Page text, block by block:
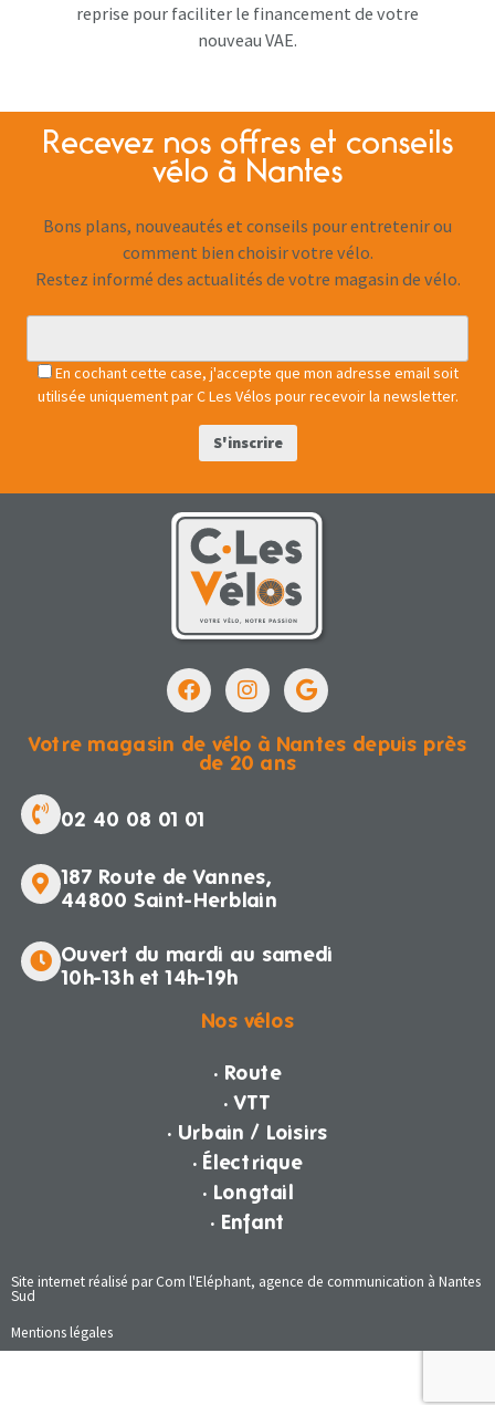
reprise pour faciliter le financement de votre
nouveau VAE.
Recevez nos offres et conseils
vélo à Nantes
Bons plans, nouveautés et conseils pour entretenir ou
comment bien choisir votre vélo.
Restez informé des actualités de votre magasin de vélo.
En cochant cette case, j'accepte que mon adresse email soit
utilisée uniquement par C Les Vélos pour recevoir la newsletter.
Votre magasin de vélo à Nantes depuis près
de 20 ans
02 40 08 01 01
187 Route de Vannes,
44800 Saint-Herblain
Ouvert du mardi au samedi
10h-13h et 14h-19h
Nos vélos
· Route
· VTT
· Urbain / Loisirs
· Électrique
· Longtail
· Enfant
Site internet réalisé par Com l'Eléphant, agence de communication à Nantes
Sud
Mentions légales